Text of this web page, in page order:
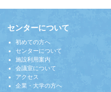
センターについて
初めての方へ
センターについて
施設利用案内
会議室について
アクセス
企業・大学の方へ